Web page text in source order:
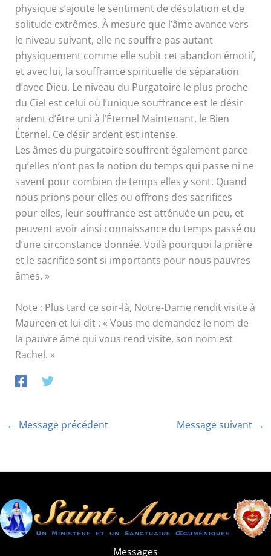
physique s’ajoute le sentiment de désolation et de
solitude extrêmes. À mesure que l’âme avance vers
le niveau suivant, elle ne souffre pas autant
physiquement comme elle subit cet abandon émotif,
et avec lui, la souffrance spirituelle de séparation
d’avec Dieu. Le niveau du Purgatoire le plus proche
du Ciel est celui où l’unique souffrance est le désir
ardent d’être uni à l’Éternel Maintenant, le Bien
Éternel. Ce désir ardent est intense.
Les âmes du purgatoire souffrent également parce
qu’elles n’ont pas la notion du temps qui passe ni ne
savent pour combien de temps elles y sont. Quand
nous prions pour elles ou offrons des sacrifices
pour elles, leur souffrance est atténuée un peu, et
peuvent avoir ainsi connaissance du temps passé ou
d’une circonstance donnée. Voilà pourquoi la prière
et le sacrifice sont si importants pour nous pauvres
âmes. »
Note : Plus tard ce soir-là, Notre-Dame rendit visite à
Maureen et lui dit : « Vous me demandez le nom de
la pauvre âme qui vous rend visite, son nom est
Rachel. »
← Message précédent Message suivant →
Messages